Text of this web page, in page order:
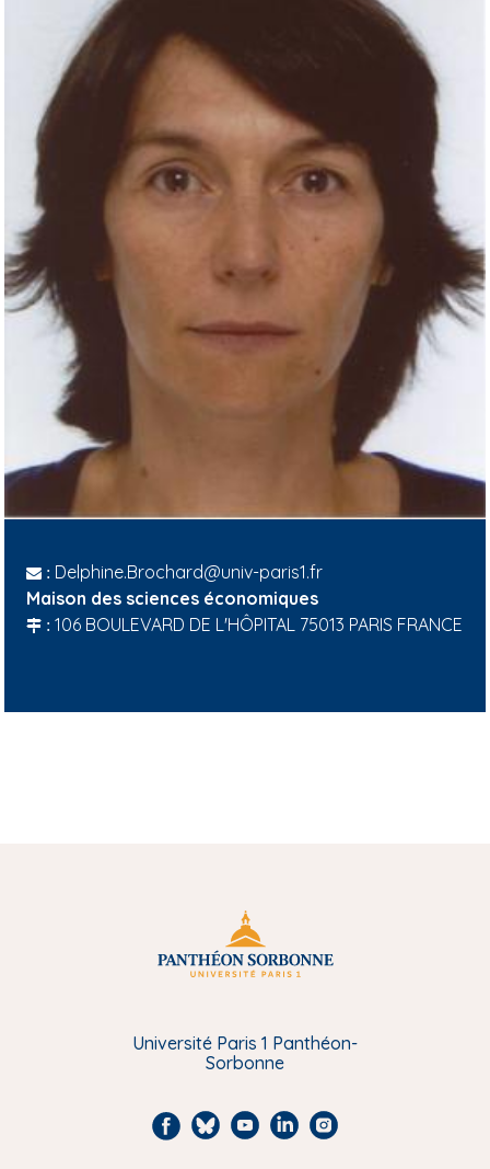
: Delphine.Brochard@univ-paris1.fr
Maison des sciences économiques
: 106 BOULEVARD DE L'HÔPITAL 75013 PARIS FRANCE
Université Paris 1 Panthéon-
Sorbonne
F
B
Y
L
I